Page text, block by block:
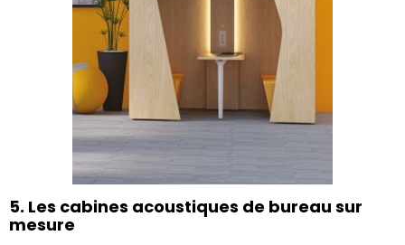
5. Les cabines acoustiques de bureau sur
mesure